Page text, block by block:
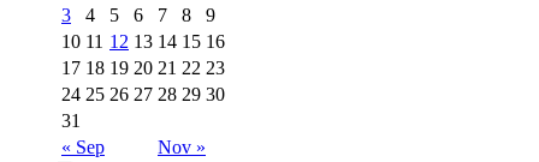
« Sep Nov »
3
4 5 6 7 8
9
10 11 12 13 14 15 16
17 18 19 20 21 22 23
24 25 26 27 28 29 30
31